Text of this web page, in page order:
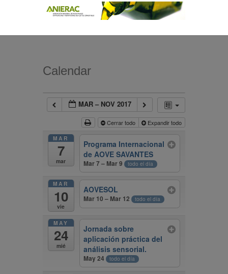
Calendar
MAR – NOV 2017
Cerrar todo Expandir todo
MAR
7
mar
Programa Internacional
de AOVE SAVANTES
Mar 7 – Mar 9 todo el día
MAR
10
vie
AOVESOL
Mar 10 – Mar 12 todo el día
MAY
24
mié
Jornada sobre
aplicación práctica del
análisis sensorial.
May 24 todo el día